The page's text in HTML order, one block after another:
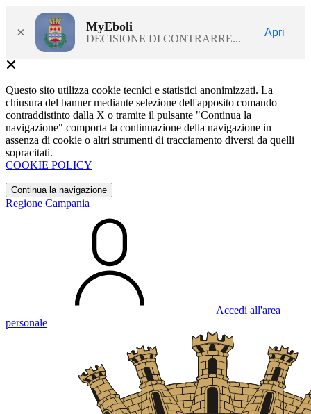
× MyEboli
DECISIONE DI CONTRARRE...
Apri
Questo sito utilizza cookie tecnici e statistici anonimizzati. La
chiusura del banner mediante selezione dell'apposito comando
contraddistinto dalla X o tramite il pulsante "Continua la
navigazione" comporta la continuazione della navigazione in
assenza di cookie o altri strumenti di tracciamento diversi da quelli
sopracitati.
COOKIE POLICY
Continua la navigazione
Regione Campania
Accedi all'area
personale